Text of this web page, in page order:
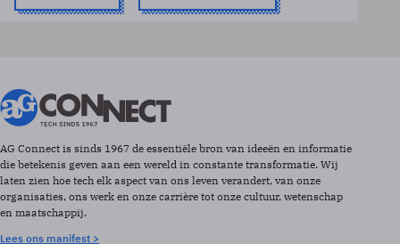
AG Connect is sinds 1967 de essentiële bron van ideeën en informatie
die betekenis geven aan een wereld in constante transformatie. Wij
laten zien hoe tech elk aspect van ons leven verandert, van onze
organisaties, ons werk en onze carrière tot onze cultuur, wetenschap
en maatschappij.
Lees ons manifest >